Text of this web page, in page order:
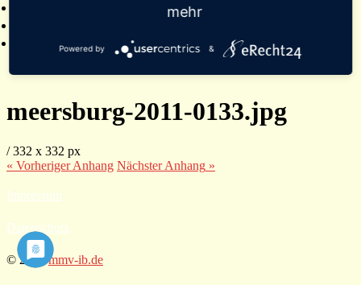
Kontakt
meersburg-2011-0133.jpg
/332 x 332 px
« VorherigerAnhang NächsterAnhang »
Impressum
Datenschutz
© 2026mmv-ib.de
mehr
Powered by &